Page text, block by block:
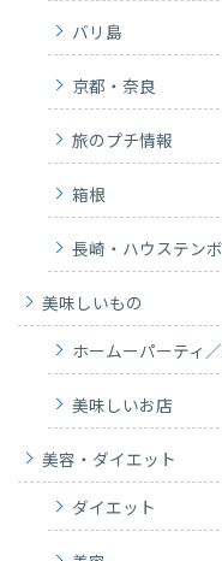
バリ島
京都・奈良
旅のプチ情報
箱根
長崎・ハウステン
美味しいもの
ホームーパーティ
美味しいお店
美容・ダイエット
ダイエット